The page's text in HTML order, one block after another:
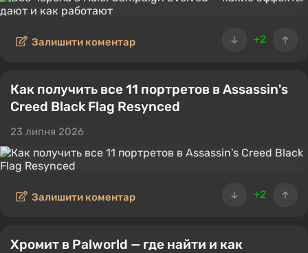
+2
Залишити коментар
Как получить все 11 портретов в Assassin's
Creed Black Flag Resynced
23 липня 2026
+2
Залишити коментар
Хромит в Palworld — где найти и как